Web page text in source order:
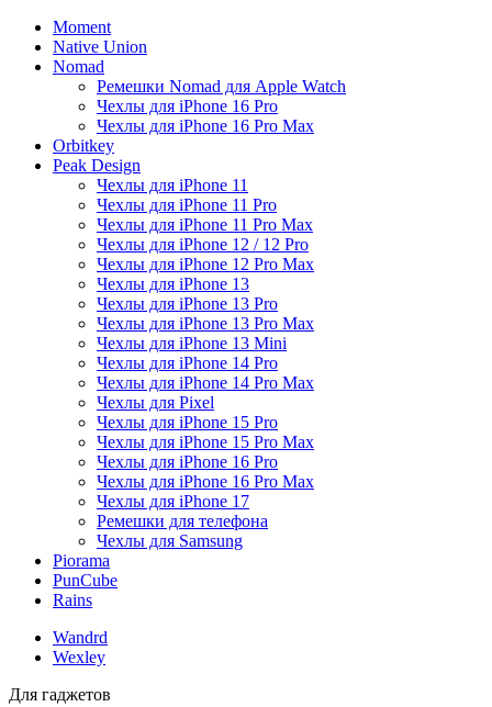
Moment
Native Union
Nomad
Ремешки Nomad для Apple Watch
Чехлы для iPhone 16 Pro
Чехлы для iPhone 16 Pro Max
Orbitkey
Peak Design
Чехлы для iPhone 11
Чехлы для iPhone 11 Pro
Чехлы для iPhone 11 Pro Max
Чехлы для iPhone 12 / 12 Pro
Чехлы для iPhone 12 Pro Max
Чехлы для iPhone 13
Чехлы для iPhone 13 Pro
Чехлы для iPhone 13 Pro Max
Чехлы для iPhone 13 Mini
Чехлы для iPhone 14 Pro
Чехлы для iPhone 14 Pro Max
Чехлы для Pixel
Чехлы для iPhone 15 Pro
Чехлы для iPhone 15 Pro Max
Чехлы для iPhone 16 Pro
Чехлы для iPhone 16 Pro Max
Чехлы для iPhone 17
Ремешки для телефона
Чехлы для Samsung
Piorama
PunCube
Rains
Wandrd
Wexley
Для гаджетов